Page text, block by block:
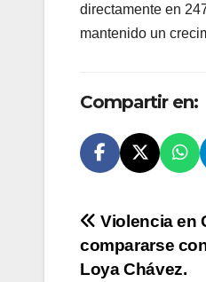
directamente en
mantenido un
Compartir en:
de
Violencia en
compararse
Loya Chávez.